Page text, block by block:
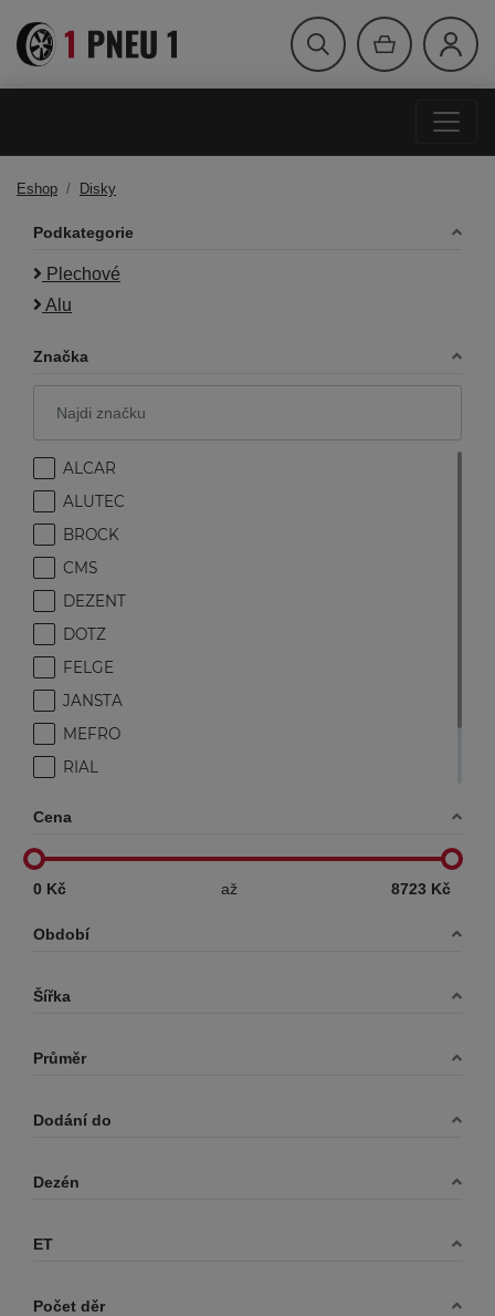
Eshop Disky
Podkategorie
Plechové
Alu
Značka
ALCAR
ALUTEC
BROCK
CMS
DEZENT
DOTZ
FELGE
JANSTA
MEFRO
RIAL
Cena
0 Kč až 8723 Kč
Období
Šířka
Průměr
Dodání do
Dezén
ET
Počet děr